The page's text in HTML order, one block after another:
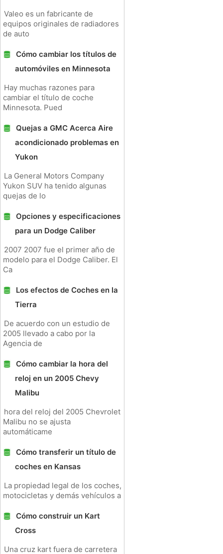
Valeo es un fabricante de
equipos originales de radiadores
de auto
Cómo cambiar los títulos de
automóviles en Minnesota
Hay muchas razones para
cambiar el título de coche
Minnesota. Pued
Quejas a GMC Acerca Aire
acondicionado problemas en
Yukon
La General Motors Company
Yukon SUV ha tenido algunas
quejas de lo
Opciones y especificaciones
para un Dodge Caliber
2007 2007 fue el primer año de
modelo para el Dodge Caliber. El
Ca
Los efectos de Coches en la
Tierra
De acuerdo con un estudio de
2005 llevado a cabo por la
Agencia de
Cómo cambiar la hora del
reloj en un 2005 Chevy
Malibu
hora del reloj del 2005 Chevrolet
Malibu no se ajusta
automáticame
Cómo transferir un título de
coches en Kansas
La propiedad legal de los coches,
motocicletas y demás vehículos a
Cómo construir un Kart
Cross
Una cruz kart fuera de carretera